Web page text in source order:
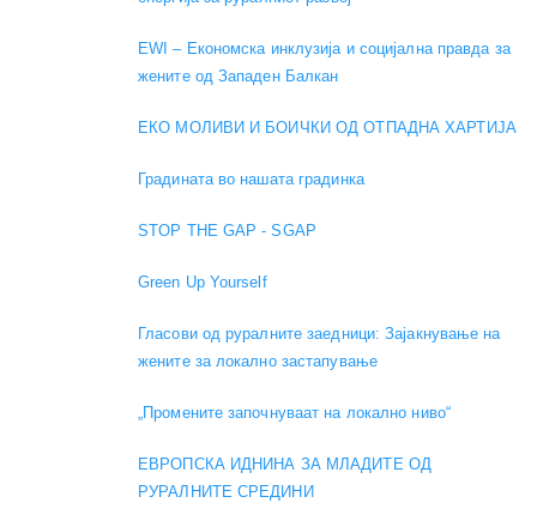
EWI – Економска инклузија и социјална правда за
жените од Западен Балкан
ЕКО МОЛИВИ И БОИЧКИ ОД ОТПАДНА ХАРТИЈА
Градината во нашата градинка
STOP THE GAP - SGAP
Green Up Yourself
Гласови од руралните заедници: Зајакнување на
жените за локално застапување
„Промените започнуваат на локално ниво“
ЕВРОПСКА ИДНИНА ЗА МЛАДИТЕ ОД
РУРАЛНИТЕ СРЕДИНИ